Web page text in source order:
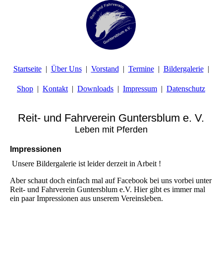
Startseite Über Uns Vorstand Termine Bildergalerie
Shop Kontakt Downloads Impressum Datenschutz
Reit- und Fahrverein Guntersblum e. V.
Leben mit Pferden
Impressionen
Unsere Bildergalerie ist leider derzeit in Arbeit !
Aber schaut doch einfach mal auf Facebook bei uns vorbei unter
Reit- und Fahrverein Guntersblum e.V. Hier gibt es immer mal
ein paar Impressionen aus unserem Vereinsleben.